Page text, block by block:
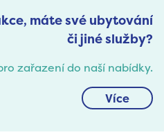
máte své ubytování
či jiné služby?
zařazení do naší nabídky.
Více